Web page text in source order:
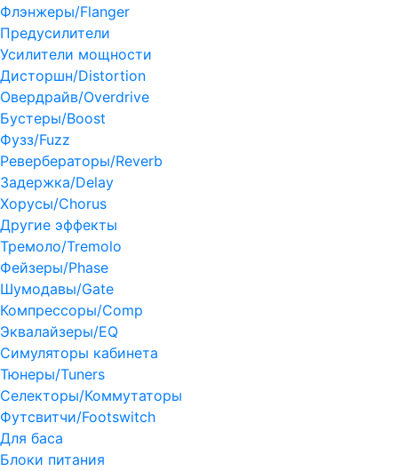
Флэнжеры/Flanger
Предусилители
Усилители мощности
Дисторшн/Distortion
Овердрайв/Overdrive
Бустеры/Boost
Фузз/Fuzz
Ревербераторы/Reverb
Задержка/Delay
Хорусы/Chorus
Другие эффекты
Тремоло/Tremolo
Фейзеры/Phase
Шумодавы/Gate
Компрессоры/Comp
Эквалайзеры/EQ
Симуляторы кабинета
Тюнеры/Tuners
Селекторы/Коммутаторы
Футсвитчи/Footswitch
Для баса
Блоки питания